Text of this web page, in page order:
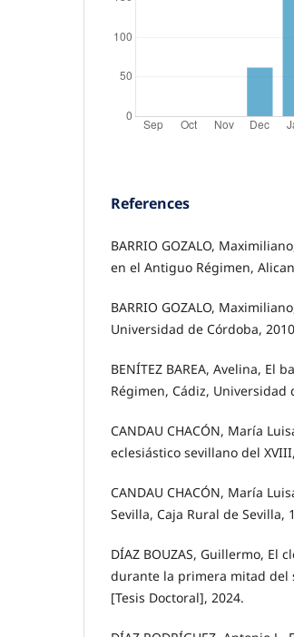
References
BARRIO GOZALO,
en el Antiguo Régimen,
BARRIO GOZALO,
Universidad de Córdoba,
BENÍTEZ BAREA, Avelina,
Régimen, Cádiz, Universidad
CANDAU CHACÓN, María
eclesiástico sevillano del
CANDAU CHACÓN, María
Sevilla, Caja Rural de Sevilla,
DÍAZ BOUZAS, Guillermo, El
durante la primera mitad del
[Tesis Doctoral], 2024.